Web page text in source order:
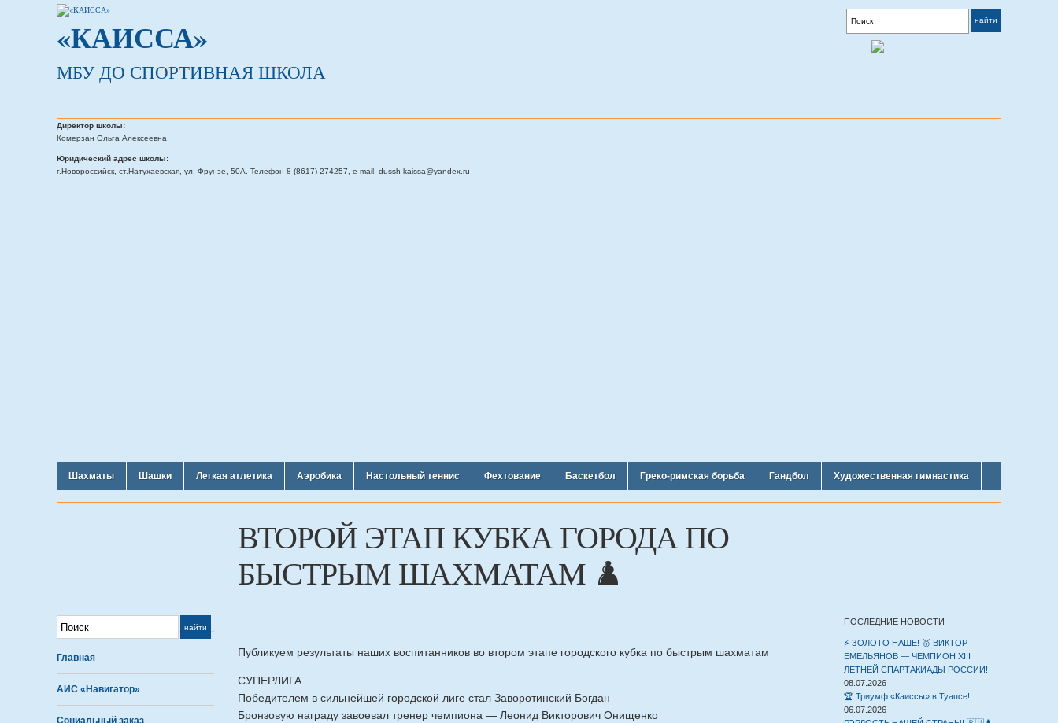
«КАИССА»
МБУ ДО СПОРТИВНАЯ ШКОЛА
Директор школы:
Комерзан Ольга Алексеевна
Юридический адрес школы:
г.Новороссийск, ст.Натухаевская, ул. Фрунзе, 50А. Телефон 8 (8617) 274257, e-mail: dussh-kaissa@yandex.ru
Шахматы Шашки Легкая атлетика Аэробика Настольный теннис Фехтование Баскетбол Греко-римская борьба Гандбол Художественная гимнастика
ВТОРОЙ ЭТАП КУБКА ГОРОДА ПО
БЫСТРЫМ ШАХМАТАМ ♟️
Главная
АИС «Навигатор»
Социальный заказ
Публикуем результаты наших воспитанников во втором этапе городского кубка по быстрым шахматам
СУПЕРЛИГА
Победителем в сильнейшей городской лиге стал Заворотинский Богдан
Бронзовую награду завоевал тренер чемпиона — Леонид Викторович Онищенко
ПОСЛЕДНИЕ НОВОСТИ
⚡️ ЗОЛОТО НАШЕ! 🥇 ВИКТОР
ЕМЕЛЬЯНОВ — ЧЕМПИОН XIII
ЛЕТНЕЙ СПАРТАКИАДЫ РОССИИ!
08.07.2026
🏆 Триумф «Каиссы» в Туапсе!
06.07.2026